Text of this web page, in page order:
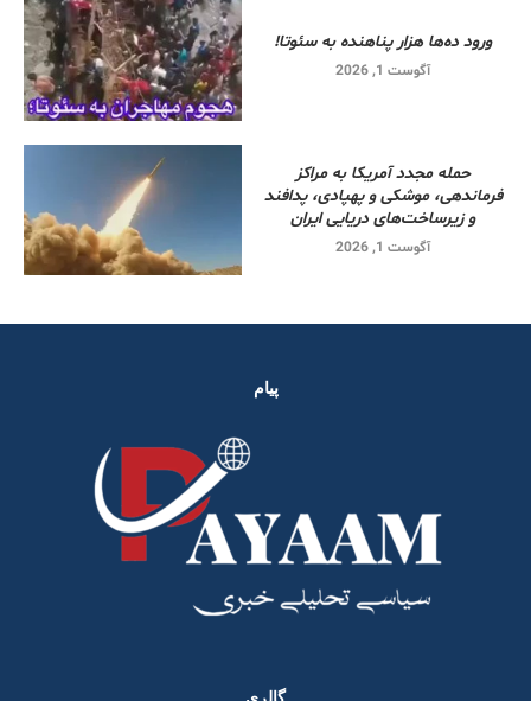
ورود ده‌ها هزار پناهنده به سئوتا!
آگوست 1, 2026
حمله مجدد آمریکا به مراکز
فرماندهی، موشکی و پهپادی، پدافند
و زیرساخت‌های دریایی ایران
آگوست 1, 2026
پیام
گالری